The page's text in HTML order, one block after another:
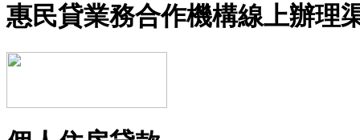
惠民貸業務合作機構線上辦理